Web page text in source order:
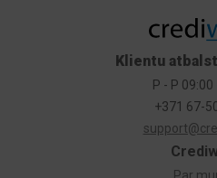
Klientu
P - P 09:00
+371 67-